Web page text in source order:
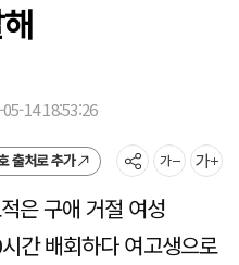
14 18:53:26
출처로 추가
은 구애 거절 여성
간 배회하다 여고생으로